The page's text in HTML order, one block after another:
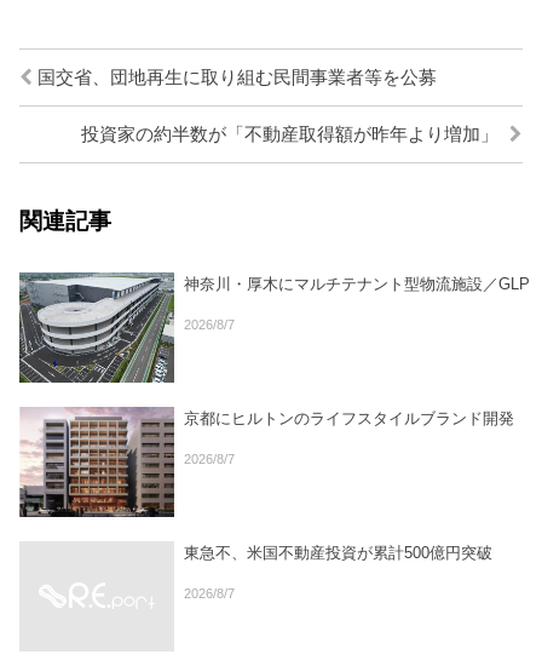
国交省、団地再生に取り組む民間事業者等を公募
投資家の約半数が「不動産取得額が昨年より増加」
関連記事
神奈川・厚木にマルチテナント型物流施設／GLP
2026/8/7
京都にヒルトンのライフスタイルブランド開発
2026/8/7
東急不、米国不動産投資が累計500億円突破
2026/8/7